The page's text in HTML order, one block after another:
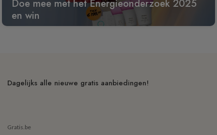
Doe mee met het Energieonderzoek 2025
en win
Dagelijks alle nieuwe gratis aanbiedingen!
Gratis.be